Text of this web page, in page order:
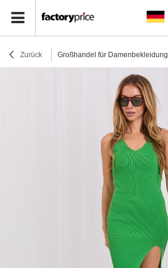
Zurück Großhandel für Damenbekleidung